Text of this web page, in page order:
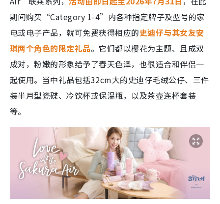
期间购买“Category 1-4”内各种指定牌子及型号的家
电或电子产品，就可免费获得相应的史迪仔与其女友安
琪两个角色的限定礼品。它们都以樱花为主题、且成双
成对，粉嫩的形象给予了春天色泽，也很适合和伴侣一
起使用。当中礼品包括32cm大的史迪仔毛绒公仔、三件
装半月型瓷碟、冷饮杯或保温瓶，以及茶壶连杯套装
等。